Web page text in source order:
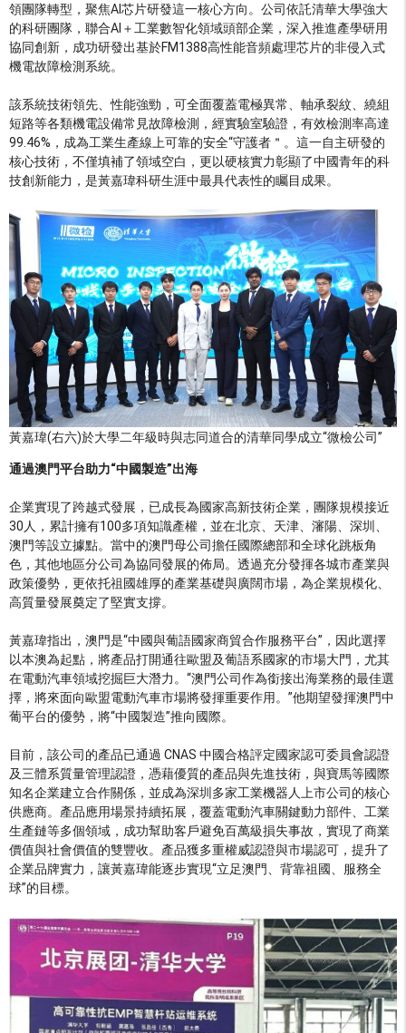
領團隊轉型，聚焦AI芯片研發這一核心方向。公司依託清華大學強大
的科研團隊，聯合AI＋工業數智化領域頭部企業，深入推進產學研用
協同創新，成功研發出基於FM1388高性能音頻處理芯片的非侵入式
機電故障檢測系統。
該系統技術領先、性能強勁，可全面覆蓋電極異常、軸承裂紋、繞組
短路等各類機電設備常見故障檢測，經實驗室驗證，有效檢測率高達
99.46%，成為工業生產線上可靠的安全“守護者＂。這一自主研發的
核心技術，不僅填補了領域空白，更以硬核實力彰顯了中國青年的科
技創新能力，是黃嘉瑋科研生涯中最具代表性的矚目成果。
黃嘉瑋(右六)於大學二年級時與志同道合的清華同學成立“微檢公司”
通過澳門平台助力“中國製造”出海
企業實現了跨越式發展，已成長為國家高新技術企業，團隊規模接近
30人，累計擁有100多項知識產權，並在北京、天津、瀋陽、深圳、
澳門等設立據點。當中的澳門母公司擔任國際總部和全球化跳板角
色，其他地區分公司為協同發展的佈局。透過充分發揮各城市產業與
政策優勢，更依托祖國雄厚的產業基礎與廣闊市場，為企業規模化、
高質量發展奠定了堅實支撐。
黃嘉瑋指出，澳門是“中國與葡語國家商貿合作服務平台”，因此選擇
以本澳為起點，將產品打開通往歐盟及葡語系國家的市場大門，尤其
在電動汽車領域挖掘巨大潛力。“澳門公司作為銜接出海業務的最佳選
擇，將來面向歐盟電動汽車市場將發揮重要作用。”他期望發揮澳門中
葡平台的優勢，將“中國製造”推向國際。
目前，該公司的產品已通過 CNAS 中國合格評定國家認可委員會認證
及三體系質量管理認證，憑藉優質的產品與先進技術，與寶馬等國際
知名企業建立合作關係，並成為深圳多家工業機器人上市公司的核心
供應商。產品應用場景持續拓展，覆蓋電動汽車關鍵動力部件、工業
生產鏈等多個領域，成功幫助客戶避免百萬級損失事故，實現了商業
價值與社會價值的雙豐收。產品獲多重權威認證與市場認可，提升了
企業品牌實力，讓黃嘉瑋能逐步實現“立足澳門、背靠祖國、服務全
球”的目標。